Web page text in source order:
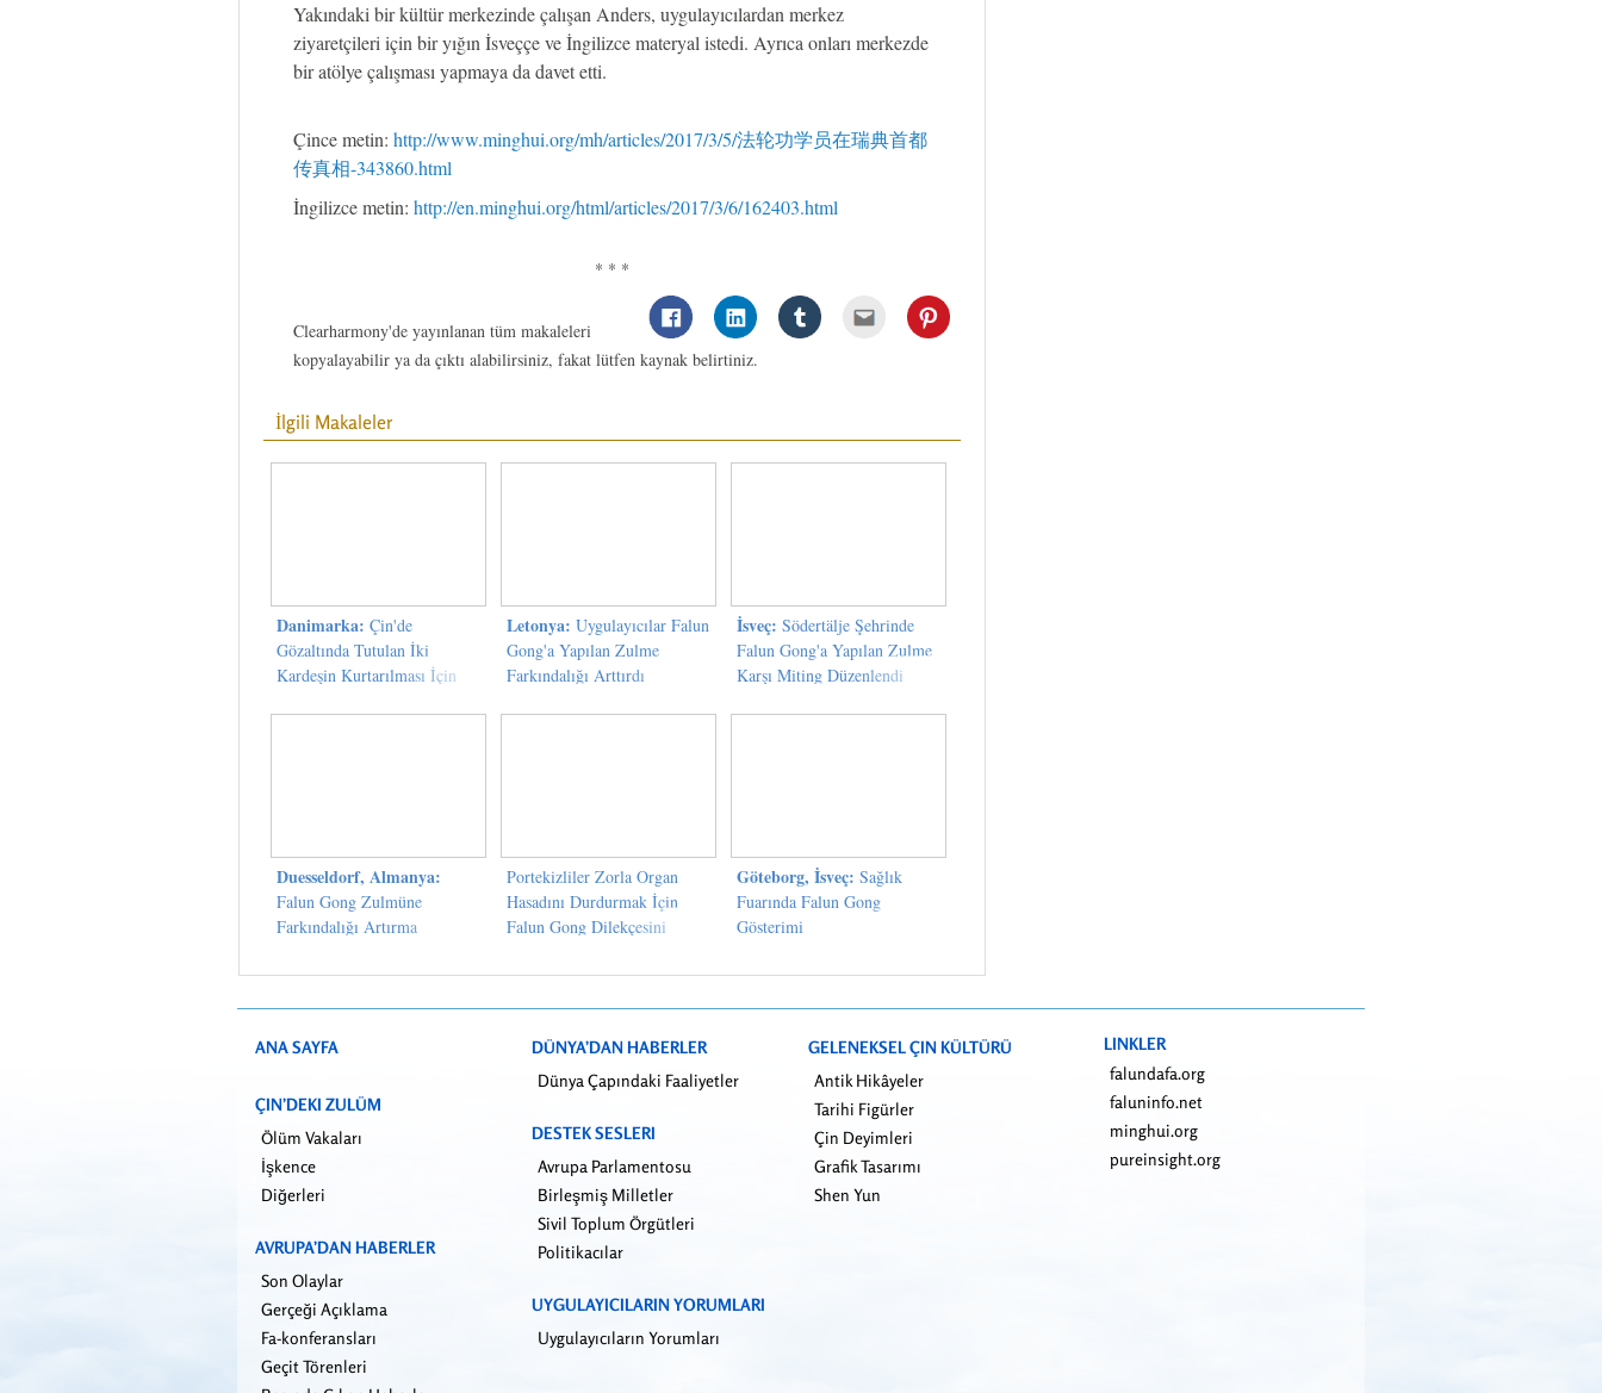
Yakındaki bir kültür merkezinde çalışan Anders, uygulayıcılardan merkez
ziyaretçileri için bir yığın İsveççe ve İngilizce materyal istedi. Ayrıca onları merkezde
bir atölye çalışması yapmaya da davet etti.
Çince metin: http://www.minghui.org/mh/articles/2017/3/5/法轮功学员在瑞典首都
传真相-343860.html
İngilizce metin: http://en.minghui.org/html/articles/2017/3/6/162403.html
* * *
Clearharmony'de yayınlanan tüm makaleleri
kopyalayabilir ya da çıktı alabilirsiniz, fakat lütfen kaynak belirtiniz.
İlgili Makaleler
Danimarka: Çin'de
Gözaltında Tutulan İki
Kardeşin Kurtarılması İçin
Letonya: Uygulayıcılar Falun
Gong'a Yapılan Zulme
Farkındalığı Arttırdı
İsveç: Södertälje Şehrinde
Falun Gong'a Yapılan Zulme
Karşı Miting Düzenlendi
Duesseldorf, Almanya:
Falun Gong Zulmüne
Farkındalığı Artırma
Portekizliler Zorla Organ
Hasadını Durdurmak İçin
Falun Gong Dilekçesini
Göteborg, İsveç: Sağlık
Fuarında Falun Gong
Gösterimi
ANA SAYFA
ÇIN’DEKI ZULÜM
Ölüm Vakaları
İşkence
Diğerleri
AVRUPA’DAN HABERLER
Son Olaylar
Gerçeği Açıklama
Fa-konferansları
Geçit Törenleri
DÜNYA’DAN HABERLER
Dünya Çapındaki Faaliyetler
DESTEK SESLERI
Avrupa Parlamentosu
Birleşmiş Milletler
Sivil Toplum Örgütleri
Politikacılar
UYGULAYICILARIN YORUMLARI
Uygulayıcıların Yorumları
GELENEKSEL ÇIN KÜLTÜRÜ
Antik Hikâyeler
Tarihi Figürler
Çin Deyimleri
Grafik Tasarımı
Shen Yun
LINKLER
falundafa.org
faluninfo.net
minghui.org
pureinsight.org